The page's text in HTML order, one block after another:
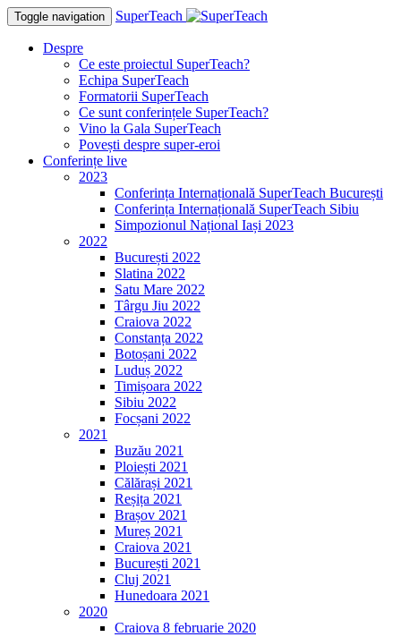
Toggle navigation SuperTeach
Despre
Ce este proiectul SuperTeach?
Echipa SuperTeach
Formatorii SuperTeach
Ce sunt conferințele SuperTeach?
Vino la Gala SuperTeach
Povești despre super-eroi
Conferințe live
2023
Conferința Internațională SuperTeach București
Conferința Internațională SuperTeach Sibiu
Simpozionul Național Iași 2023
2022
București 2022
Slatina 2022
Satu Mare 2022
Târgu Jiu 2022
Craiova 2022
Constanța 2022
Botoșani 2022
Luduș 2022
Timișoara 2022
Sibiu 2022
Focșani 2022
2021
Buzău 2021
Ploiești 2021
Călărași 2021
Reșița 2021
Brașov 2021
Mureș 2021
Craiova 2021
București 2021
Cluj 2021
Hunedoara 2021
2020
Craiova 8 februarie 2020